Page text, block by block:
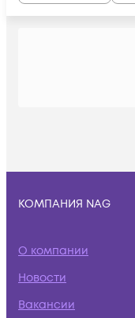
КОМПАНИЯ NAG
О компании
Новости
Вакансии